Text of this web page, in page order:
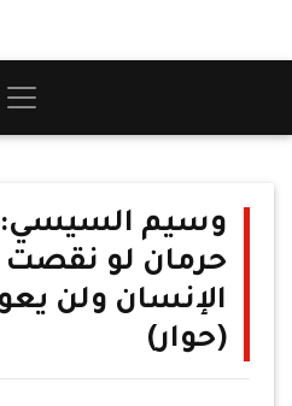
وسيم السيسي:
حرمان لو
الإنسان ولن
(حوار)